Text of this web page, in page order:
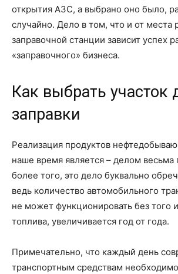
открытия АЗС, а выбрано оно было,
случайно. Дело в том, что и от места
заправочной станции зависит успех
«заправочного» бизнеса.
Как выбрать участок
заправки
Реализация продуктов
наше время является – делом
более того, это дело буквально
ведь количество автомобильного
не может функционировать без того
топлива, увеличивается год от года.
Примечательно, что каждый день
транспортным средствам необходимо